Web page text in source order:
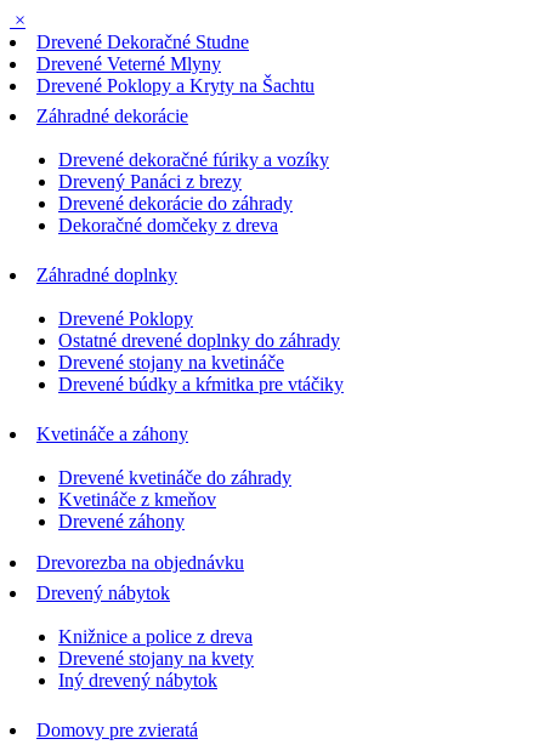
×
Drevené Dekoračné Studne
Drevené Veterné Mlyny
Drevené Poklopy a Kryty na Šachtu
Záhradné dekorácie
Drevené dekoračné fúriky a vozíky
Drevený Panáci z brezy
Drevené dekorácie do záhrady
Dekoračné domčeky z dreva
Záhradné doplnky
Drevené Poklopy
Ostatné drevené doplnky do záhrady
Drevené stojany na kvetináče
Drevené búdky a kŕmitka pre vtáčiky
Kvetináče a záhony
Drevené kvetináče do záhrady
Kvetináče z kmeňov
Drevené záhony
Drevorezba na objednávku
Drevený nábytok
Knižnice a police z dreva
Drevené stojany na kvety
Iný drevený nábytok
Domovy pre zvieratá